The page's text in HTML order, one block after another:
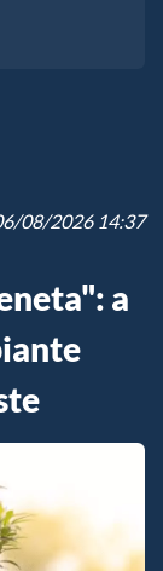
08/2026 14:37
a